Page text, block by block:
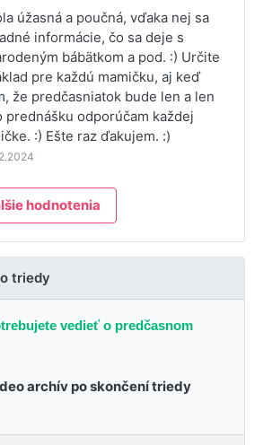
úžasná a poučná, vďaka nej sa
informácie, čo sa deje s
bábätkom a pod. :) Určite
pre každú mamičku, aj keď
že predčasniatok bude len a len
prednášku odporúčam každej
:) Ešte raz ďakujem. :)
hodnotenia
triedy
vedieť o predčasnom
archív po skončení triedy